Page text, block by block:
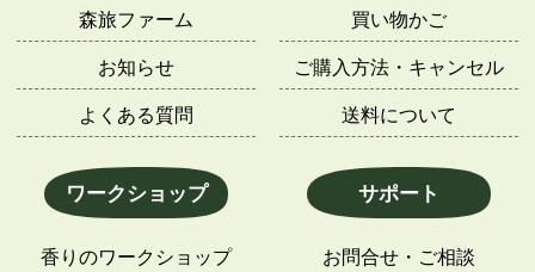
森旅ファーム
お知らせ
よくある質問
買い物かご
ご購入方法・キャンセル
送料について
ワークショップ
香りのワークショップ
サポート
お問合せ・ご相談